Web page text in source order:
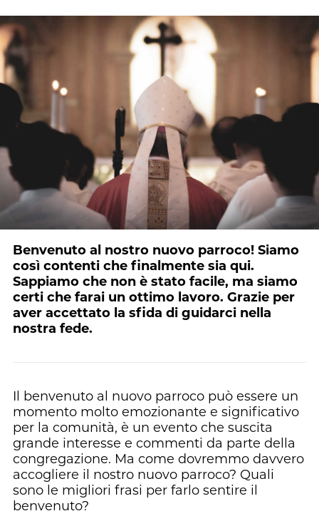
Benvenuto al nostro nuovo parroco! Siamo
così contenti che finalmente sia qui.
Sappiamo che non è stato facile, ma siamo
certi che farai un ottimo lavoro. Grazie per
aver accettato la sfida di guidarci nella
nostra fede.
Il benvenuto al nuovo parroco può essere un
momento molto emozionante e significativo
per la comunità, è un evento che suscita
grande interesse e commenti da parte della
congregazione. Ma come dovremmo davvero
accogliere il nostro nuovo parroco? Quali
sono le migliori frasi per farlo sentire il
benvenuto?